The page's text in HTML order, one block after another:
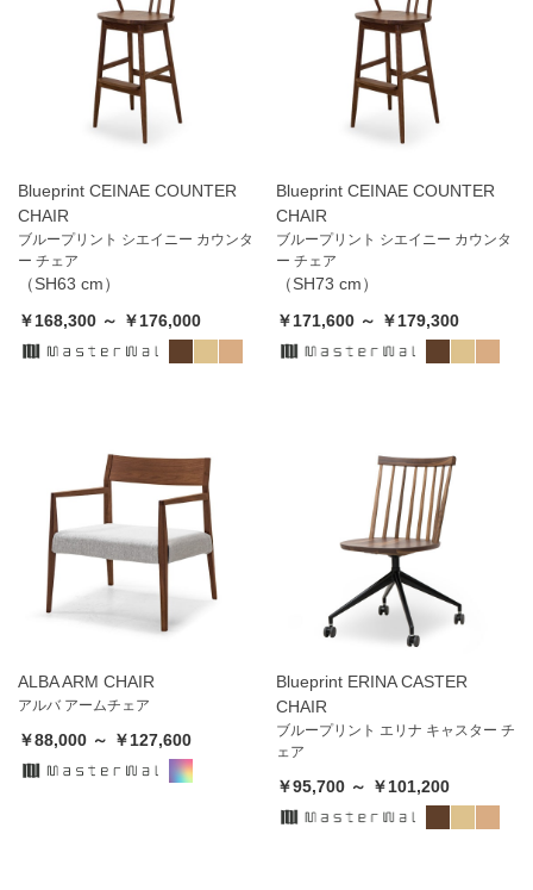
Blueprint CEINAE COUNTER
CHAIR
ブループリント シエイニー カウンタ
ー チェア
（SH63 cm）
￥168,300 ～ ￥176,000
Blueprint CEINAE COUNTER
CHAIR
ブループリント シエイニー カウンタ
ー チェア
（SH73 cm）
￥171,600 ～ ￥179,300
ALBA ARM CHAIR
アルバ アームチェア
￥88,000 ～ ￥127,600
Blueprint ERINA CASTER
CHAIR
ブループリント エリナ キャスター チ
ェア
￥95,700 ～ ￥101,200